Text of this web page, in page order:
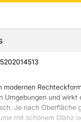
5202014513
modernen
Umgebungen und wirkt
Je nach Oberfläche
mit schönem Glanz